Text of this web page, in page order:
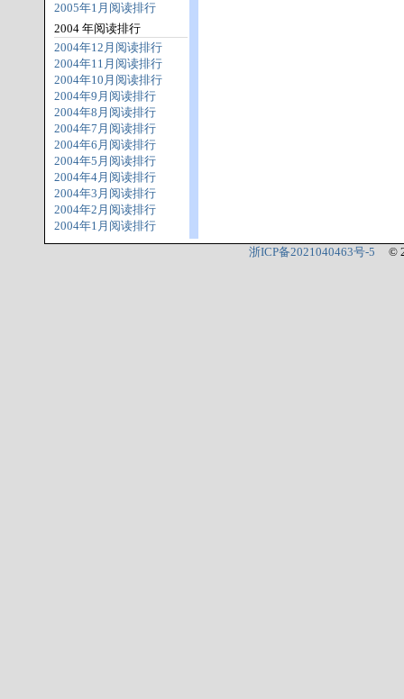
2005年1月阅读排行
2004 年阅读排行
2004年12月阅读排行
2004年11月阅读排行
2004年10月阅读排行
2004年9月阅读排行
2004年8月阅读排行
2004年7月阅读排行
2004年6月阅读排行
2004年5月阅读排行
2004年4月阅读排行
2004年3月阅读排行
2004年2月阅读排行
2004年1月阅读排行
浙ICP备2021040463号-5 ©